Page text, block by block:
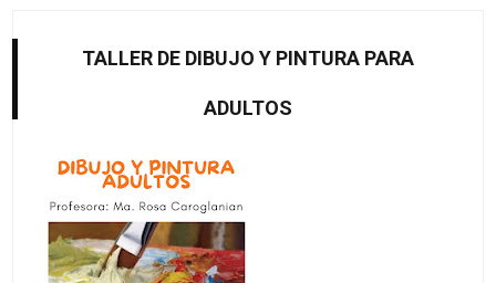
TALLER DE DIBUJO Y PINTURA PARA
ADULTOS